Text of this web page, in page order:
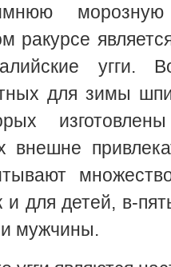
ракурсе
угги.
для зимы
внешне
и для детей, в-
мужчины.